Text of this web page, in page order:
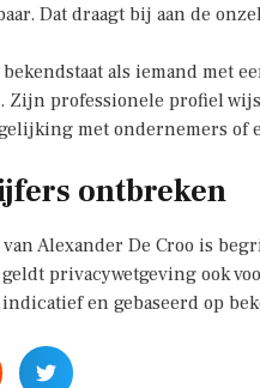
Dat draagt bij aan de
als iemand met
professionele profiel
met ondernemers of
ontbreken
Alexander De Croo is
privacywetgeving ook
en gebaseerd op